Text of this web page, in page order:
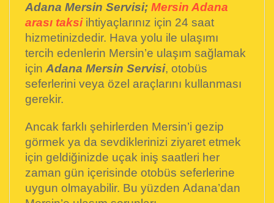
Adana Mersin Servisi; Mersin Adana
arası taksiihtiyaçlarınız için 24 saat
hizmetinizdedir. Hava yolu ile ulaşımı
tercih edenlerin Mersin’e ulaşım sağlamak
için Adana Mersin Servisi, otobüs
seferlerini veya özel araçlarını kullanması
gerekir.
Ancak farklı şehirlerden Mersin’i gezip
görmek ya da sevdiklerinizi ziyaret etmek
için geldiğinizde uçak iniş saatleri her
zaman gün içerisinde otobüs seferlerine
uygun olmayabilir. Bu yüzden Adana’dan